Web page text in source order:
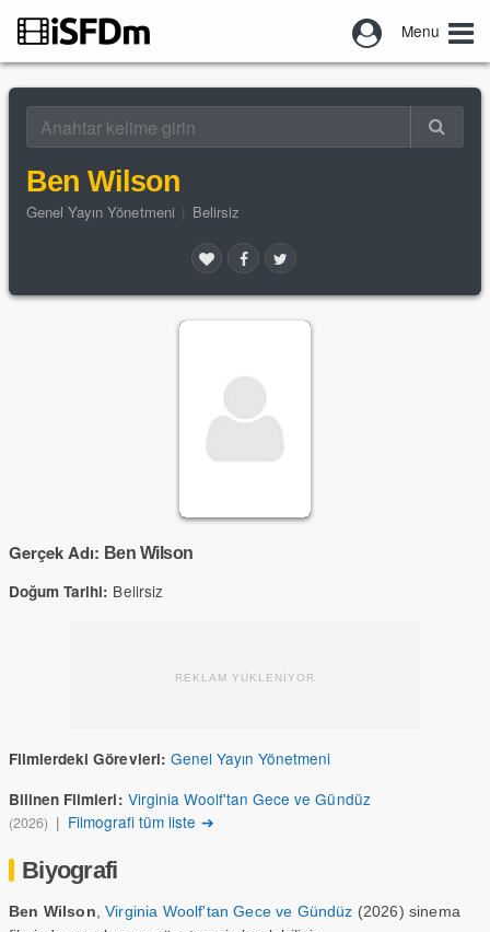
Menu
Ben Wilson
Genel Yayın Yönetmeni Belirsiz
Gerçek Adı: Ben Wilson
Doğum Tarihi: Belirsiz
REKLAM YÜKLENİYOR
Filmlerdeki Görevleri: Genel Yayın Yönetmeni
Bilinen Filmleri: Virginia Woolf'tan Gece ve Gündüz
(2026) | Filmografi tüm liste ➔
Biyografi
Ben Wilson ,Virginia Woolf'tan Gece ve Gündüz (2026) sinema